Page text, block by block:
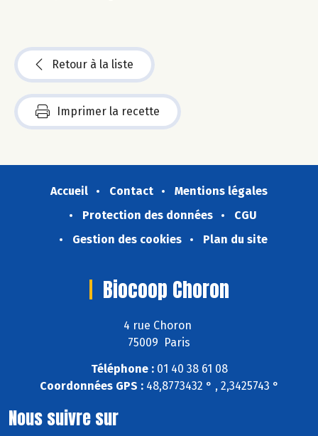
Retour à la liste
Imprimer la recette
Accueil Contact
Mentions légales
Protection des données
CGU
Gestion des cookies
Plan du site
Biocoop Choron
4 rue Choron
75009 Paris
Téléphone :01 40 38 61 08
Coordonnées GPS :48,8773432 ° , 2,3425743 °
Nous suivre sur